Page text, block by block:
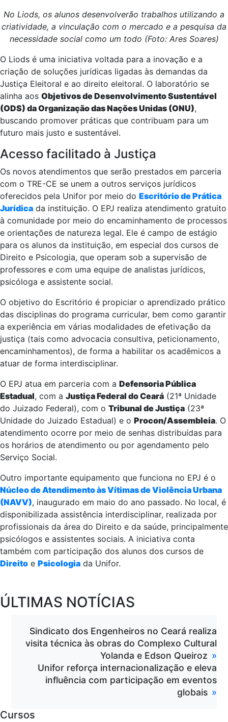
No Liods, os alunos desenvolverão trabalhos utilizando a
criatividade, a vinculação com o mercado e a pesquisa da
necessidade social como um todo (Foto: Ares Soares)
O Liods é uma iniciativa voltada para a inovação e a
criação de soluções jurídicas ligadas às demandas da
Justiça Eleitoral e ao direito eleitoral. O laboratório se
alinha aos Objetivos de Desenvolvimento Sustentável
(ODS) da Organização das Nações Unidas (ONU),
buscando promover práticas que contribuam para um
futuro mais justo e sustentável.
Acesso facilitado à Justiça
Os novos atendimentos que serão prestados em parceria
com o TRE-CE se unem a outros serviços jurídicos
oferecidos pela Unifor por meio do Escritório de Prática
Jurídica da instituição. O EPJ realiza atendimento gratuito
à comunidade por meio do encaminhamento de processos
e orientações de natureza legal. Ele é campo de estágio
para os alunos da instituição, em especial dos cursos de
Direito e Psicologia, que operam sob a supervisão de
professores e com uma equipe de analistas jurídicos,
psicóloga e assistente social.
O objetivo do Escritório é propiciar o aprendizado prático
das disciplinas do programa curricular, bem como garantir
a experiência em várias modalidades de efetivação da
justiça (tais como advocacia consultiva, peticionamento,
encaminhamentos), de forma a habilitar os acadêmicos a
atuar de forma interdisciplinar.
O EPJ atua em parceria com a Defensoria Pública
Estadual, com a Justiça Federal do Ceará (21ª Unidade
do Juizado Federal), com o Tribunal de Justiça (23ª
Unidade do Juizado Estadual) e o Procon/Assembleia. O
atendimento ocorre por meio de senhas distribuídas para
os horários de atendimento ou por agendamento pelo
Serviço Social.
Outro importante equipamento que funciona no EPJ é o
Núcleo de Atendimento às Vítimas de Violência Urbana
(NAVV), inaugurado em maio do ano passado. No local, é
disponibilizada assistência interdisciplinar, realizada por
profissionais da área do Direito e da saúde, principalmente
psicólogos e assistentes sociais. A iniciativa conta
também com participação dos alunos dos cursos de
Direito e Psicologia da Unifor.
ÚLTIMAS NOTÍCIAS
Sindicato dos Engenheiros no Ceará realiza
visita técnica às obras do Complexo Cultural
Yolanda e Edson Queiroz
Unifor reforça internacionalização e eleva
influência com participação em eventos
globais
Cursos